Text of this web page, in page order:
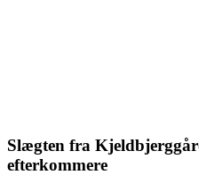
Slægten fra
efterkommere